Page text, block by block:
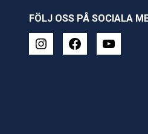
FÖLJ OSS PÅ SOCIALA